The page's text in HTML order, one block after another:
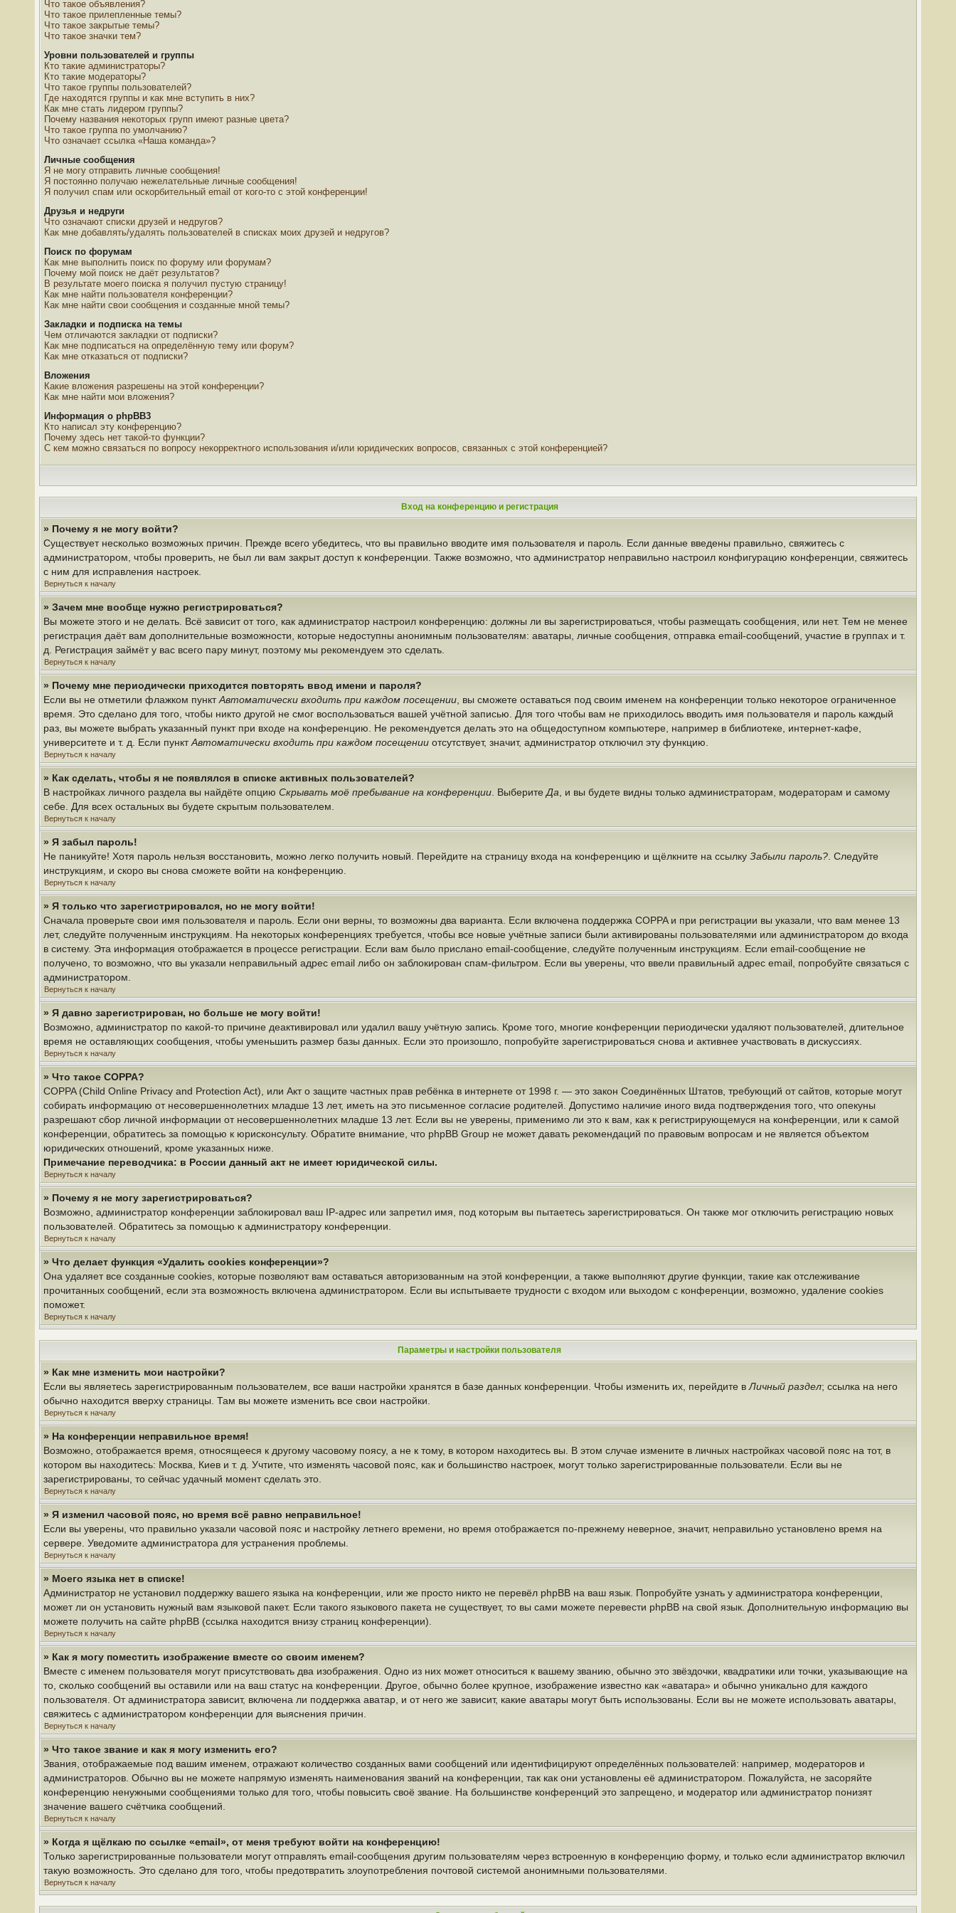
Что такое объявления?
Что такое прилепленные темы?
Что такое закрытые темы?
Что такое значки тем?
Уровни пользователей и группы
Кто такие администраторы?
Кто такие модераторы?
Что такое группы пользователей?
Где находятся группы и как мне вступить в них?
Как мне стать лидером группы?
Почему названия некоторых групп имеют разные цвета?
Что такое группа по умолчанию?
Что означает ссылка «Наша команда»?
Личные сообщения
Я не могу отправить личные сообщения!
Я постоянно получаю нежелательные личные сообщения!
Я получил спам или оскорбительный email от кого-то с этой конференции!
Друзья и недруги
Что означают списки друзей и недругов?
Как мне добавлять/удалять пользователей в списках моих друзей и недругов?
Поиск по форумам
Как мне выполнить поиск по форуму или форумам?
Почему мой поиск не даёт результатов?
В результате моего поиска я получил пустую страницу!
Как мне найти пользователя конференции?
Как мне найти свои сообщения и созданные мной темы?
Закладки и подписка на темы
Чем отличаются закладки от подписки?
Как мне подписаться на определённую тему или форум?
Как мне отказаться от подписки?
Вложения
Какие вложения разрешены на этой конференции?
Как мне найти мои вложения?
Информация о phpBB3
Кто написал эту конференцию?
Почему здесь нет такой-то функции?
С кем можно связаться по вопросу некорректного использования и/или юридических вопросов, связанных с этой конференцией?
Вход на конференцию и регистрация
» Почему я не могу войти?
Существует несколько возможных причин. Прежде всего убедитесь, что вы правильно вводите имя пользователя и пароль. Если данные введены правильно, свяжитесь с
администратором, чтобы проверить, не был ли вам закрыт доступ к конференции. Также возможно, что администратор неправильно настроил конфигурацию конференции, свяжитесь
с ним для исправления настроек.
Вернуться к началу
» Зачем мне вообще нужно регистрироваться?
Вы можете этого и не делать. Всё зависит от того, как администратор настроил конференцию: должны ли вы зарегистрироваться, чтобы размещать сообщения, или нет. Тем не менее
регистрация даёт вам дополнительные возможности, которые недоступны анонимным пользователям: аватары, личные сообщения, отправка email-сообщений, участие в группах и т.
д. Регистрация займёт у вас всего пару минут, поэтому мы рекомендуем это сделать.
Вернуться к началу
» Почему мне периодически приходится повторять ввод имени и пароля?
Если вы не отметили флажком пунктАвтоматически входить при каждом посещении , вы сможете оставаться под своим именем на конференции только некоторое ограниченное
время. Это сделано для того, чтобы никто другой не смог воспользоваться вашей учётной записью. Для того чтобы вам не приходилось вводить имя пользователя и пароль каждый
раз, вы можете выбрать указанный пункт при входе на конференцию. Не рекомендуется делать это на общедоступном компьютере, например в библиотеке, интернет-кафе,
университете и т. д. Если пунктАвтоматически входить при каждом посещении отсутствует, значит, администратор отключил эту функцию.
Вернуться к началу
» Как сделать, чтобы я не появлялся в списке активных пользователей?
В настройках личного раздела вы найдёте опцию Скрывать моё пребывание на конференции . Выберите Да , и вы будете видны только администраторам, модераторам и самому
себе. Для всех остальных вы будете скрытым пользователем.
Вернуться к началу
» Я забыл пароль!
Не паникуйте! Хотя пароль нельзя восстановить, можно легко получить новый. Перейдите на страницу входа на конференцию и щёлкните на ссылку Забыли пароль? . Следуйте
инструкциям, и скоро вы снова сможете войти на конференцию.
Вернуться к началу
» Я только что зарегистрировался, но не могу войти!
Сначала проверьте свои имя пользователя и пароль. Если они верны, то возможны два варианта. Если включена поддержка COPPA и при регистрации вы указали, что вам менее 13
лет, следуйте полученным инструкциям. На некоторых конференциях требуется, чтобы все новые учётные записи были активированы пользователями или администратором до входа
в систему. Эта информация отображается в процессе регистрации. Если вам было прислано email-сообщение, следуйте полученным инструкциям. Если email-сообщение не
получено, то возможно, что вы указали неправильный адрес email либо он заблокирован спам-фильтром. Если вы уверены, что ввели правильный адрес email, попробуйте связаться с
администратором.
Вернуться к началу
» Я давно зарегистрирован, но больше не могу войти!
Возможно, администратор по какой-то причине деактивировал или удалил вашу учётную запись. Кроме того, многие конференции периодически удаляют пользователей, длительное
время не оставляющих сообщения, чтобы уменьшить размер базы данных. Если это произошло, попробуйте зарегистрироваться снова и активнее участвовать в дискуссиях.
Вернуться к началу
» Что такое COPPA?
COPPA (Child Online Privacy and Protection Act), или Акт о защите частных прав ребёнка в интернете от 1998 г. — это закон Соединённых Штатов, требующий от сайтов, которые могут
собирать информацию от несовершеннолетних младше 13 лет, иметь на это письменное согласие родителей. Допустимо наличие иного вида подтверждения того, что опекуны
разрешают сбор личной информации от несовершеннолетних младше 13 лет. Если вы не уверены, применимо ли это к вам, как к регистрирующемуся на конференции, или к самой
конференции, обратитесь за помощью к юрисконсульту. Обратите внимание, что phpBB Group не может давать рекомендаций по правовым вопросам и не является объектом
юридических отношений, кроме указанных ниже.
Примечание переводчика: в России данный акт не имеет юридической силы.
Вернуться к началу
» Почему я не могу зарегистрироваться?
Возможно, администратор конференции заблокировал ваш IP-адрес или запретил имя, под которым вы пытаетесь зарегистрироваться. Он также мог отключить регистрацию новых
пользователей. Обратитесь за помощью к администратору конференции.
Вернуться к началу
» Что делает функция «Удалить cookies конференции»?
Она удаляет все созданные cookies, которые позволяют вам оставаться авторизованным на этой конференции, а также выполняют другие функции, такие как отслеживание
прочитанных сообщений, если эта возможность включена администратором. Если вы испытываете трудности с входом или выходом с конференции, возможно, удаление cookies
поможет.
Вернуться к началу
Параметры и настройки пользователя
» Как мне изменить мои настройки?
Если вы являетесь зарегистрированным пользователем, все ваши настройки хранятся в базе данных конференции. Чтобы изменить их, перейдите в Личный раздел; ссылка на него
обычно находится вверху страницы. Там вы можете изменить все свои настройки.
Вернуться к началу
» На конференции неправильное время!
Возможно, отображается время, относящееся к другому часовому поясу, а не к тому, в котором находитесь вы. В этом случае измените в личных настройках часовой пояс на тот, в
котором вы находитесь: Москва, Киев и т. д. Учтите, что изменять часовой пояс, как и большинство настроек, могут только зарегистрированные пользователи. Если вы не
зарегистрированы, то сейчас удачный момент сделать это.
Вернуться к началу
» Я изменил часовой пояс, но время всё равно неправильное!
Если вы уверены, что правильно указали часовой пояс и настройку летнего времени, но время отображается по-прежнему неверное, значит, неправильно установлено время на
сервере. Уведомите администратора для устранения проблемы.
Вернуться к началу
» Моего языка нет в списке!
Администратор не установил поддержку вашего языка на конференции, или же просто никто не перевёл phpBB на ваш язык. Попробуйте узнать у администратора конференции,
может ли он установить нужный вам языковой пакет. Если такого языкового пакета не существует, то вы сами можете перевести phpBB на свой язык. Дополнительную информацию вы
можете получить на сайте phpBB (ссылка находится внизу страниц конференции).
Вернуться к началу
» Как я могу поместить изображение вместе со своим именем?
Вместе с именем пользователя могут присутствовать два изображения. Одно из них может относиться к вашему званию, обычно это звёздочки, квадратики или точки, указывающие на
то, сколько сообщений вы оставили или на ваш статус на конференции. Другое, обычно более крупное, изображение известно как «аватара» и обычно уникально для каждого
пользователя. От администратора зависит, включена ли поддержка аватар, и от него же зависит, какие аватары могут быть использованы. Если вы не можете использовать аватары,
свяжитесь с администратором конференции для выяснения причин.
Вернуться к началу
» Что такое звание и как я могу изменить его?
Звания, отображаемые под вашим именем, отражают количество созданных вами сообщений или идентифицируют определённых пользователей: например, модераторов и
администраторов. Обычно вы не можете напрямую изменять наименования званий на конференции, так как они установлены её администратором. Пожалуйста, не засоряйте
конференцию ненужными сообщениями только для того, чтобы повысить своё звание. На большинстве конференций это запрещено, и модератор или администратор понизят
значение вашего счётчика сообщений.
Вернуться к началу
» Когда я щёлкаю по ссылке «email», от меня требуют войти на конференцию!
Только зарегистрированные пользователи могут отправлять email-сообщения другим пользователям через встроенную в конференцию форму, и только если администратор включил
такую возможность. Это сделано для того, чтобы предотвратить злоупотребления почтовой системой анонимными пользователями.
Вернуться к началу